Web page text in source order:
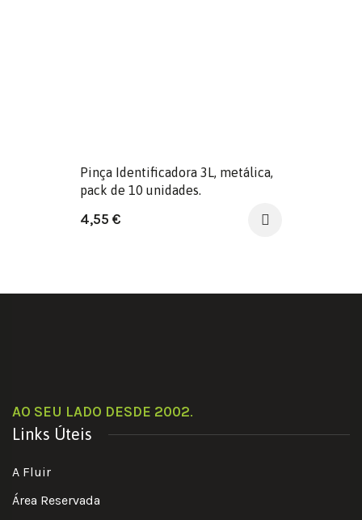
Pinça Identificadora 3L, metálica,
pack de 10 unidades.
4,55 €
AO SEU LADO DESDE 2002.
Links Úteis
A Fluir
Área Reservada